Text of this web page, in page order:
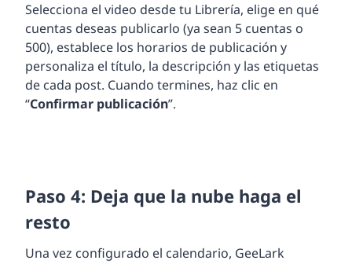
Selecciona el video desde tu Librería, elige en qué
cuentas deseas publicarlo (ya sean 5 cuentas o
500), establece los horarios de publicación y
personaliza el título, la descripción y las etiquetas
de cada post. Cuando termines, haz clic en
“Confirmar publicación”.
Paso 4: Deja que la nube haga el
resto
Una vez configurado el calendario, GeeLark